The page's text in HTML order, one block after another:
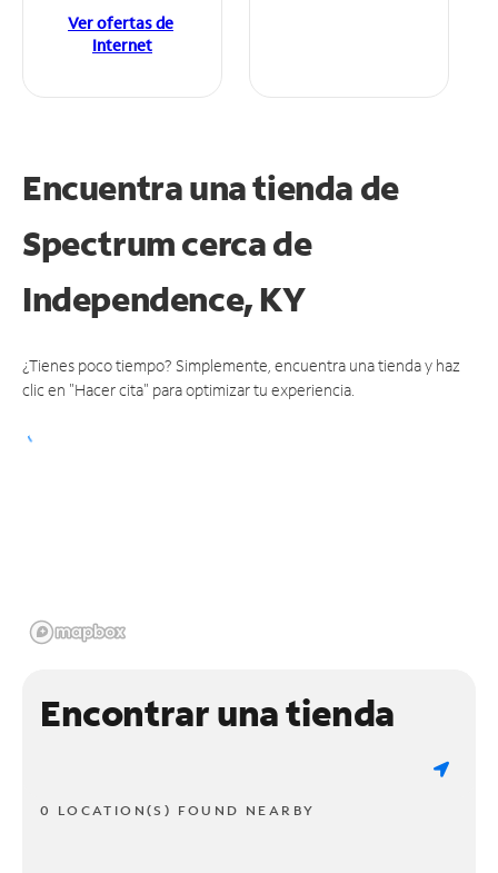
Ver ofertas de
Internet
Encuentra una tienda de
Spectrumcerca de
Independence, KY
¿Tienes poco tiempo? Simplemente, encuentra una tienda y haz
clic en "Hacer cita" para optimizar tu experiencia.
Encontrar una tienda
0 LOCATION(S) FOUND NEARBY